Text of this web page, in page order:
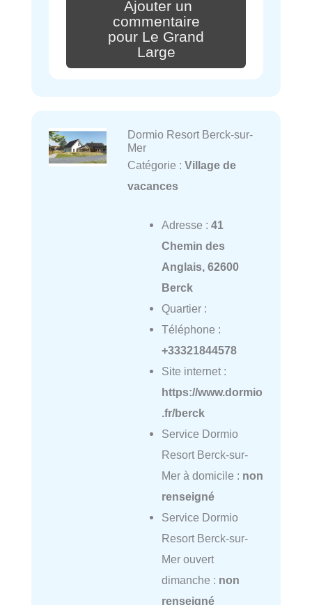
Ajouter un
commentaire
pour Le Grand
Large
Dormio Resort Berck-sur-
Mer
Catégorie : Village de
vacances
Adresse : 41
Chemin des
Anglais, 62600
Berck
Quartier :
Téléphone :
+33321844578
Site internet :
https://www.dormio
.fr/berck
Service Dormio
Resort Berck-sur-
Mer à domicile : non
renseigné
Service Dormio
Resort Berck-sur-
Mer ouvert
dimanche : non
renseigné